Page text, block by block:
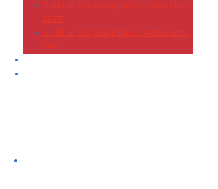
Budoucnost evropského zemědělství
2023
Budoucnost evropského zemědělství
2022